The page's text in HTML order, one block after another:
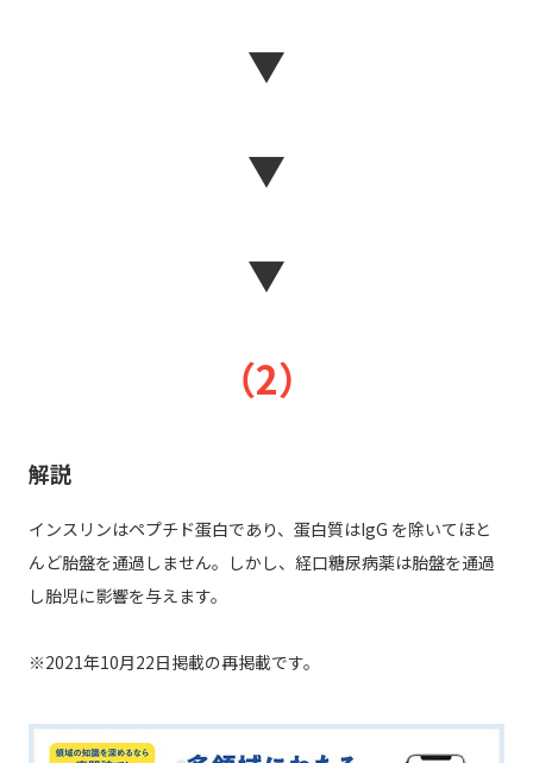
▼
▼
▼
（2）
解説
インスリンはペプチド蛋白であり、蛋白質はIgG を除いてほと
んど胎盤を通過しません。しかし、経口糖尿病薬は胎盤を通過
し胎児に影響を与えます。
※2021年10月22日掲載の再掲載です。